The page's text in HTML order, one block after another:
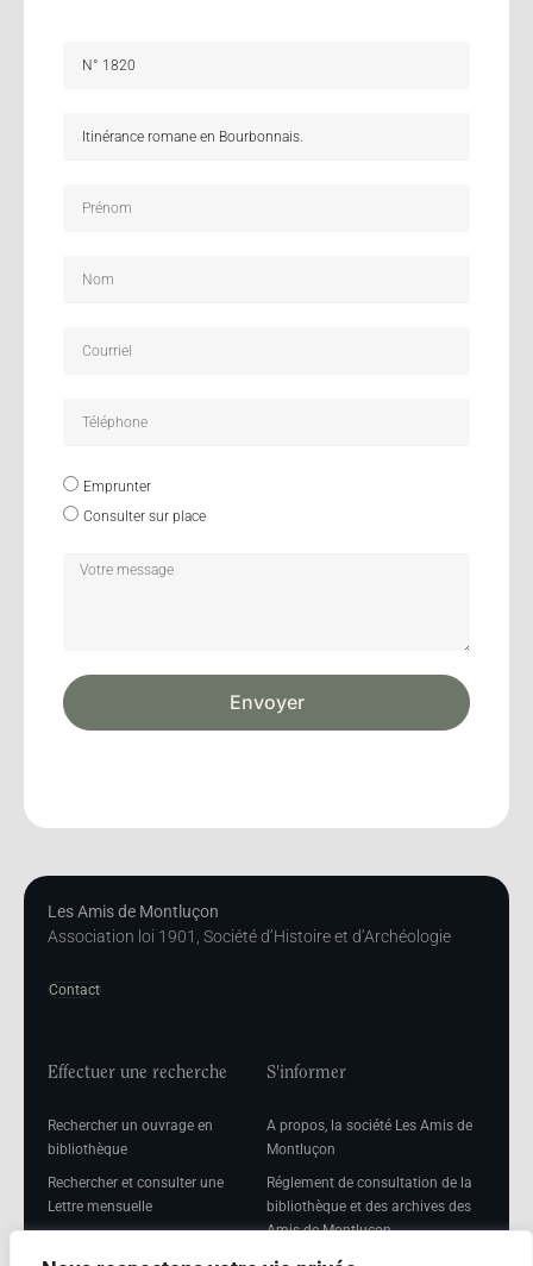
Emprunter
Consulter sur place
Envoyer
Les Amis de Montluçon
Association loi 1901, Société d’Histoire et d’Archéologie
Contact
Effectuer une recherche
Rechercher un ouvrage en
bibliothèque
Rechercher et consulter une
Lettre mensuelle
S'informer
A propos, la société Les Amis de
Montluçon
Réglement de consultation de la
bibliothèque et des archives des
Amis de Montluçon